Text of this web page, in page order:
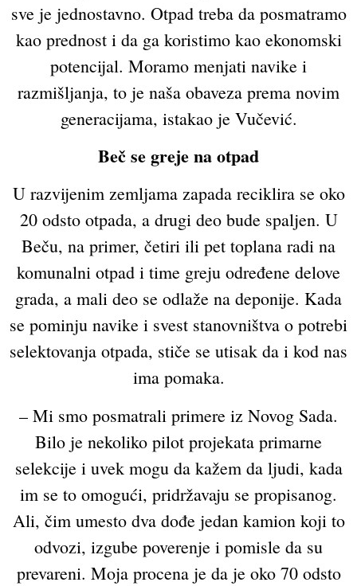
sve je jednostavno. Otpad treba da posmatramo
kao prednost i da ga koristimo kao ekonomski
potencijal. Moramo menjati navike i
razmišljanja, to je naša obaveza prema novim
generacijama, istakao je Vučević.
Beč se greje na otpad
U razvijenim zemljama zapada reciklira se oko
20 odsto otpada, a drugi deo bude spaljen. U
Beču, na primer, četiri ili pet toplana radi na
komunalni otpad i time greju određene delove
grada, a mali deo se odlaže na deponije. Kada
se pominju navike i svest stanovništva o potrebi
selektovanja otpada, stiče se utisak da i kod nas
ima pomaka.
– Mi smo posmatrali primere iz Novog Sada.
Bilo je nekoliko pilot projekata primarne
selekcije i uvek mogu da kažem da ljudi, kada
im se to omogući, pridržavaju se propisanog.
Ali, čim umesto dva dođe jedan kamion koji to
odvozi, izgube poverenje i pomisle da su
prevareni. Moja procena je da je oko 70 odsto